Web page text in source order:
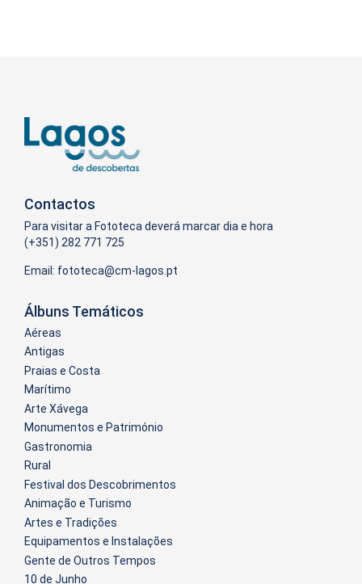
Contactos
Para visitar a Fototeca deverá marcar dia e hora
(+351) 282 771 725
Email:
Álbuns Temáticos
Aéreas
Antigas
Praias e Costa
Marítimo
Arte Xávega
Monumentos e Património
Gastronomia
Rural
Festival dos Descobrimentos
Animação e Turismo
Artes e Tradições
Equipamentos e Instalações
Gente de Outros Tempos
10 de Junho